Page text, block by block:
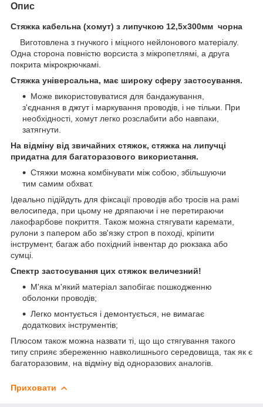
Опис
Стяжка кабельна (хомут) з липучкою 12,5х300мм чорна
Виготовлена з гнучкого і міцного нейлонового матеріалу.
Одна сторона повністю ворсиста з мікропетлямі, а друга
покрита мікрокрючкамі.
Стяжка універсальна, має широку сферу застосування.
Може використовуватися для бандажування,
з'єднання в джгут і маркування проводів, і не тільки. При
необхідності, хомут легко розслабити або навпаки,
затягнути.
На відміну від звичайних стяжок, стяжка на липучці
придатна для багаторазового використання.
Стяжки можна комбінувати між собою, збільшуючи
тим самим обхват.
Ідеально підійдуть для фіксації проводів або тросів на рамі
велосипеда, при цьому не дряпаючи і не перетираючи
лакофарбове покриття. Також можна стягувати каремати,
рулони з папером або зв'язку строп в поході, кріпити
інструмент, багаж або похідний інвентар до рюкзака або
сумці.
Спектр застосування цих стяжок величезний!
М'яка м'який матеріал запобігає пошкодженню
оболонки проводів;
Легко монтується і демонтується, не вимагає
додаткових інструментів;
Плюсом також можна назвати ті, що що стягування такого
типу сприяє збереженню навколишнього середовища, так як є
багаторазовим, на відміну від одноразових аналогів.
Приховати